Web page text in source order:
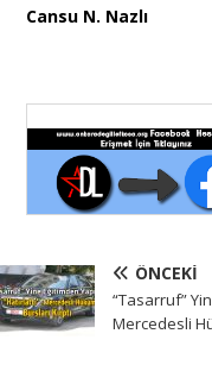
Cansu N. Nazlı
ÖNCEKI
“Tasarruf”
Mercedesli